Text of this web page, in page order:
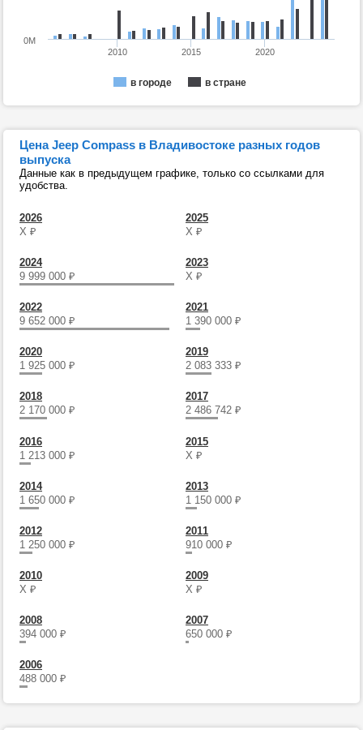
в городе в стране
2010 2015 2020
0M
Цена Jeep Compass в Владивостоке разных годов
выпуска
Данные как в предыдущем графике, только со ссылками для
удобства.
2026
Х ₽
2025
Х ₽
2024
9 999 000 ₽
2023
Х ₽
2022
9 652 000 ₽
2021
1 390 000 ₽
2020
1 925 000 ₽
2019
2 083 333 ₽
2018
2 170 000 ₽
2017
2 486 742 ₽
2016
1 213 000 ₽
2015
Х ₽
2014
1 650 000 ₽
2013
1 150 000 ₽
2012
1 250 000 ₽
2011
910 000 ₽
2010
Х ₽
2009
Х ₽
2008
394 000 ₽
2007
650 000 ₽
2006
488 000 ₽